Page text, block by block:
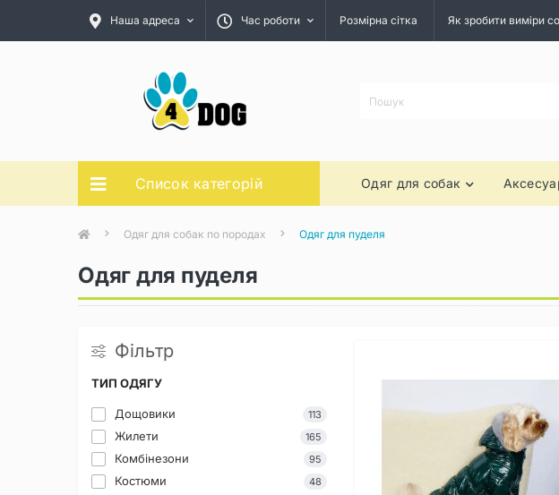
Наша адреса Час роботи Розмірна сітка Як зробити виміри
Список категорій Одяг для собак
Одяг для собак по породах Одяг для пуделя
Одяг для пуделя
Фільтр
ТИП ОДЯГУ
Дощовики 113
Жилети 165
Комбінезони 95
Костюми 48